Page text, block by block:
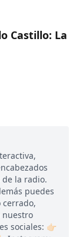
Castillo: La
la radio.
puedes
cerrado,
nuestro
sociales: 👉🏻